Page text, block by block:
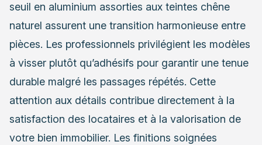
seuil en aluminium assorties aux teintes chêne
naturel assurent une transition harmonieuse entre
pièces. Les professionnels privilégient les modèles
à visser plutôt qu’adhésifs pour garantir une tenue
durable malgré les passages répétés. Cette
attention aux détails contribue directement à la
satisfaction des locataires et à la valorisation de
votre bien immobilier. Les finitions soignées